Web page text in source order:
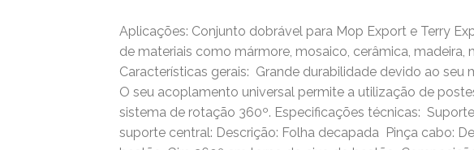
Aplicações: Conjunto dobrável para Mop Export e Terry
de materiais como mármore, mosaico, cerâmica, madeira,
Características gerais:  Grande durabilidade devido ao
O seu acoplamento universal permite a utilização de
sistema de rotação 360º. Especificações técnicas: 
suporte central: Descrição: Folha decapada  Pinça cabo: